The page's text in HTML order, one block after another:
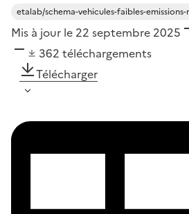
etalab/schema-vehicules-faibles-
Mis à jour le 22 septembre 2025
362 téléchargements
Télécharger